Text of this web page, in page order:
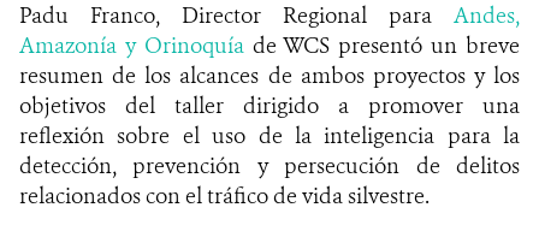
Padu Franco, Director Regional para Andes,
Amazonía y Orinoquía de WCS presentó un breve
resumen de los alcances de ambos proyectos y los
objetivos del taller dirigido a promover una
reflexión sobre el uso de la inteligencia para la
detección, prevención y persecución de delitos
relacionados con el tráfico de vida silvestre.